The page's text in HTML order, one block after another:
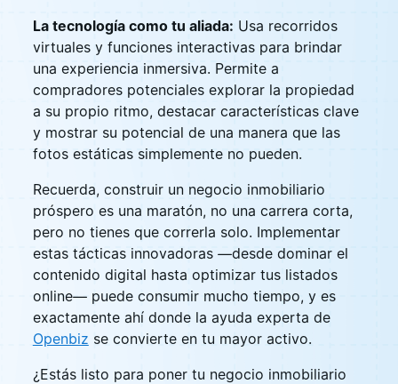
La tecnología como tu aliada: Usa recorridos
virtuales y funciones interactivas para brindar
una experiencia inmersiva. Permite a
compradores potenciales explorar la propiedad
a su propio ritmo, destacar características clave
y mostrar su potencial de una manera que las
fotos estáticas simplemente no pueden.
Recuerda, construir un negocio inmobiliario
próspero es una maratón, no una carrera corta,
pero no tienes que correrla solo. Implementar
estas tácticas innovadoras —desde dominar el
contenido digital hasta optimizar tus listados
online— puede consumir mucho tiempo, y es
exactamente ahí donde la ayuda experta de
Openbiz se convierte en tu mayor activo.
¿Estás listo para poner tu negocio inmobiliario